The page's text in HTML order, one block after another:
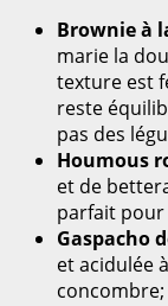
Brownie à
marie la
texture est
reste
pas des
Houmous
et de
parfait pour
Gaspacho
et acidulée